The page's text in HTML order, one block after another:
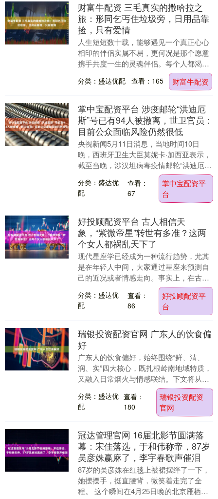
财富牛配资 三毛真实的撒哈拉之
旅：形同乞丐住垃圾旁，日用品靠
捡，只有爱情
人生短短数十载，能够遇见一个真正心心
相印的伴侣实属不易，更何况是那个愿意
携手共度一生的灵魂伴侣。每个人都渴望
一段刻骨铭心的爱情，从古至今，无数名
人的爱情故事都为....
分类：盛达优配 查看：165 财富牛配资
掌中宝配资平台 涉疫邮轮“洪迪厄
斯”号已有94人被撤离，世卫官员：
目前公众面临风险仍然很低
央视新闻5月11日消息，当地时间10日
晚，西班牙卫生大臣莫妮卡·加西亚表示，
截至当晚，涉汉坦病毒疫情邮轮“洪迪厄
斯”号上已有94人被撤离。最后两架载
有“洪迪厄斯....
分类：盛达优
配
查看：
67
掌中宝配资平
台
好投顾配资平台 古人相信天
象，“紫微帝星”转世有多准？这两
个女人都祸乱天下了
现代星座学已经成为一种流行趋势，尤其
是在年轻人中间，大家通过星座来预测自
己的近况或者情感走向。事实上，在古代
也有一门类似的学问，叫做星相学。人们
对于天象有着深深....
分类：盛达优
配
查看：
86
好投顾配资平
台
瑞银投资配资官网 广东人的饮食偏
好
广东人的饮食偏好，始终围绕“鲜、清、
润、实”四大核心，既扎根岭南地域特质，
又融入日常烟火与情感联结。下文将从家
常必备、节庆经典、街头爆款三大维度，
细数那些刻在广....
分类：盛达优
配
查看：
180
瑞银投资配资
官网
冠达管理官网 16届北影节圆满落
幕：宋佳落选，于和伟称帝，87岁
吴彦姝赢麻了，李宇春歌声催泪
87岁的吴彦姝在红毯上被裙摆绊了一下，
她摆摆手，挺直腰背，微笑着走完了全
程。 这个瞬间在4月25日晚的北京雁栖